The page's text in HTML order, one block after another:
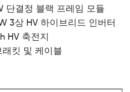
단결정 블랙 프레임 모듈
3상 HV 하이브리드 인버터
HV 축전지
킷 및 케이블